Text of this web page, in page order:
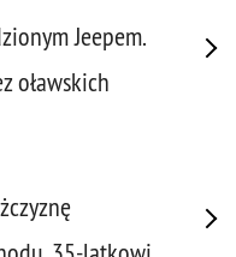
Jeepem.
oławskich